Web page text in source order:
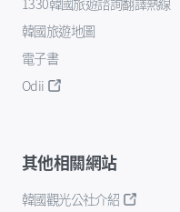
韓國旅遊地圖
電子書
Odii
其他相關網站
韓國觀光公社介紹